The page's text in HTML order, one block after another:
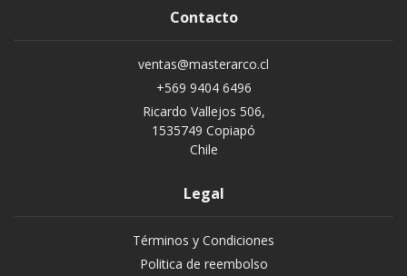
Contacto
ventas@masterarco.cl
+569 9404 6496
Ricardo Vallejos 506,
1535749 Copiapó
Chile
Legal
Términos y Condiciones
Politica de reembolso